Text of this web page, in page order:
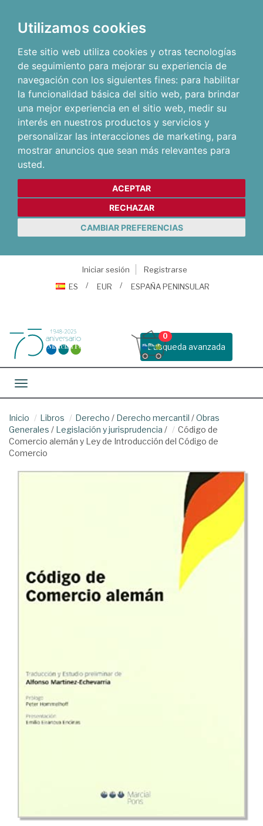
Utilizamos cookies
Este sitio web utiliza cookies y otras tecnologías
de seguimiento para mejorar su experiencia de
navegación con los siguientes fines: para habilitar
la funcionalidad básica del sitio web, para brindar
una mejor experiencia en el sitio web, medir su
interés en nuestros productos y servicios y
personalizar las interacciones de marketing, para
mostrar anuncios que sean más relevantes para
usted.
ACEPTAR
RECHAZAR
CAMBIAR PREFERENCIAS
Iniciar sesión
Registrarse
ES
EUR ESPAÑA PENINSULAR
Busqueda avanzada
0
Toggle navigation
Inicio Libros Derecho / Derecho mercantil /Obras
Generales / Legislación y jurisprudencia /
Código de
Comercio alemán y Ley de Introducción del Código de
Comercio